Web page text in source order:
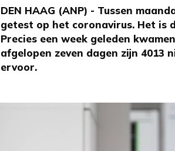
DEN HAAG (ANP) - Tussen
getest op het coronavirus. Het is
Precies een week geleden
afgelopen zeven dagen zijn 4013
ervoor.